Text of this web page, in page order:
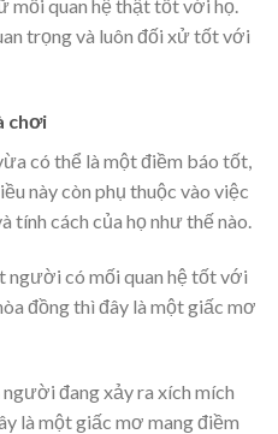
mối quan hệ thật tốt với họ.
trọng và luôn đối xử tốt với
chơi
có thể là một điềm báo tốt,
này còn phụ thuộc vào việc
tính cách của họ như thế nào.
có mối quan hệ tốt với
đồng thì đây là một giấc mơ
đang xảy ra xích mích
là một giấc mơ mang điềm